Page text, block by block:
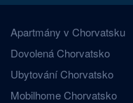
Apartmány v Chorvatsku
Dovolená Chorvatsko
Ubytování Chorvatsko
Mobilhome Chorvatsko